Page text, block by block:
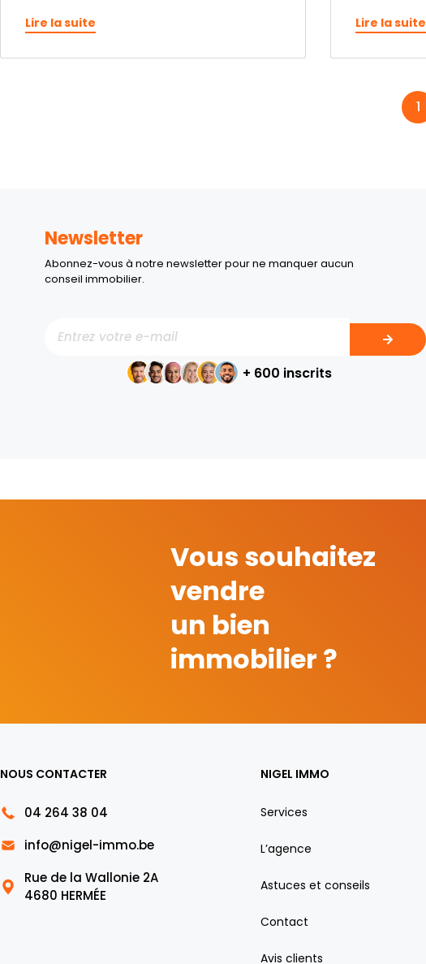
Lire la suite Lire la suite
1
Newsletter
Abonnez-vous à notre newsletter pour ne manquer aucun
conseil immobilier.
+ 600 inscrits
Vous souhaitez
vendre
un bien
immobilier ?
NOUS CONTACTER
04 264 38 04
info@nigel-immo.be
Rue de la Wallonie 2A
4680 HERMÉE
NIGEL IMMO
Services
L’agence
Astuces et conseils
Contact
Avis clients